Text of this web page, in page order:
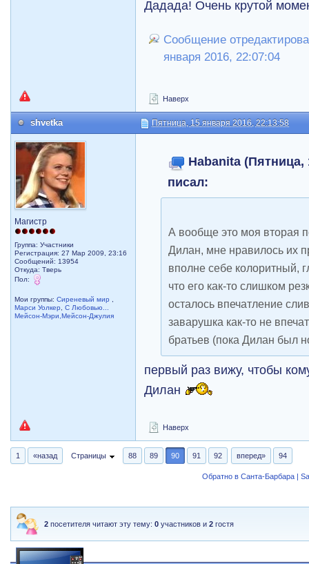
Дадада! Очень крутой
Сообщение
января 2016, 22:07:04
Наверх
shvetka Пятница, 15 января 2016, 22:13:58
Магистр
Группа: Участники
Регистрация: 27 Мар 2009, 23:16
Сообщений: 13954
Откуда: Тверь
Пол:
Мои группы:Сиреневый мир
Марси Уолкер
,С Любовью...
Мейсон-Мэри,Мейсон-Джулия
Habanita (Пятница,
писал:
А вообще это моя вторая
Дилан, мне нравилось их
вполне себе колоритный,
что его как-то слишком
осталось впечатление
заварушка как-то не
братьев (пока Дилан был
первый раз вижу, чтобы
Дилан
Наверх
1 «назад Страницы 88 89 90 91 92 вперед» 94
Обратно в Санта-Барбара |
2 посетителя читают эту тему:0 участников и2 гостя